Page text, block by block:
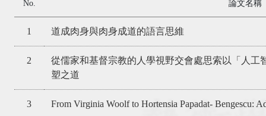
No. 論文名稱
1 道成肉身與肉身成道的語言思維
2
從儒家和基督宗教的人學視野交會處思索以「人工
塑之道
3 From Virginia Woolf to Hortensia Papadat- Bengescu: